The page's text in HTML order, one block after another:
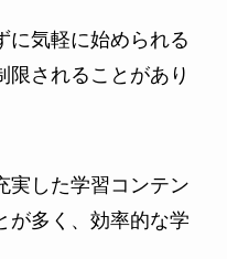
に気軽に始められる
限されることがあり
実した学習コンテン
が多く、効率的な学